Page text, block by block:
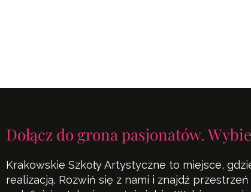
Dołącz do grona pasjonatów.
Krakowskie Szkoły Artystyczne to miejsce,
realizacją. Rozwiń się z nami i znajdź